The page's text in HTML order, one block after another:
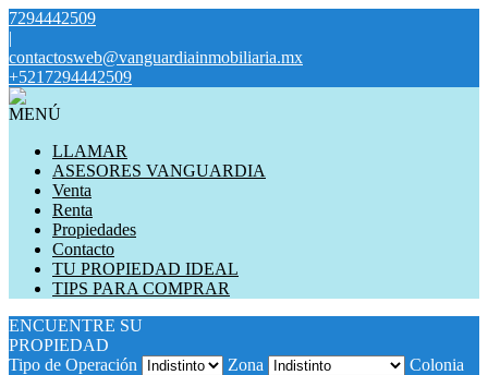
7294442509
|
contactosweb@vanguardiainmobiliaria.mx
+5217294442509
MENÚ
LLAMAR
ASESORES VANGUARDIA
Venta
Renta
Propiedades
Contacto
TU PROPIEDAD IDEAL
TIPS PARA COMPRAR
ENCUENTRE SU
PROPIEDAD
Tipo de Operación
Zona
Colonia